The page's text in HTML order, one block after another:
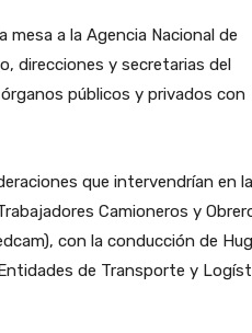
a la Agencia Nacional de
direcciones y secretarias del
públicos y privados con
que intervendrían en la
Camioneros y
con la conducción de
de Transporte y